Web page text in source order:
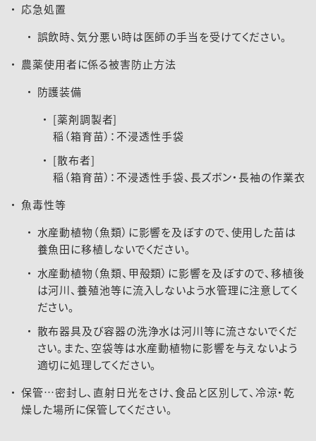
応急処置
誤飲時、気分悪い時は医師の手当を受けてください。
農薬使用者に係る被害防止方法
防護装備
[薬剤調製者]
稲（箱育苗）：不浸透性手袋
[散布者]
稲（箱育苗）：不浸透性手袋、長ズボン・長袖の作業衣
魚毒性等
水産動植物（魚類）に影響を及ぼすので、使用した苗は
養魚田に移植しないでください。
水産動植物（魚類、甲殻類）に影響を及ぼすので、移植後
は河川、養殖池等に流入しないよう水管理に注意してく
ださい。
散布器具及び容器の洗浄水は河川等に流さないでくだ
さい。また、空袋等は水産動植物に影響を与えないよう
適切に処理してください。
保管…密封し、直射日光をさけ、食品と区別して、冷涼・乾
燥した場所に保管してください。